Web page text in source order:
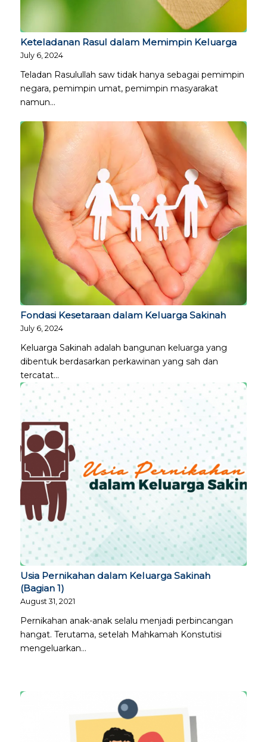
Keteladanan Rasul dalam Memimpin Keluarga
July 6, 2024
Teladan Rasulullah saw tidak hanya sebagai pemimpin
negara, pemimpin umat, pemimpin masyarakat
namun…
Fondasi Kesetaraan dalam Keluarga Sakinah
July 6, 2024
Keluarga Sakinah adalah bangunan keluarga yang
dibentuk berdasarkan perkawinan yang sah dan
tercatat…
Usia Pernikahan dalam Keluarga Sakinah
(Bagian 1)
August 31, 2021
Pernikahan anak-anak selalu menjadi perbincangan
hangat. Terutama, setelah Mahkamah Konstutisi
mengeluarkan…